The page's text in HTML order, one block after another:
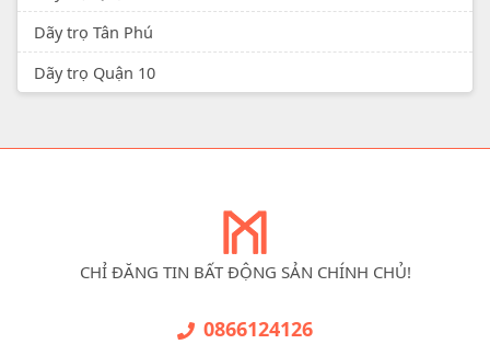
Dãy trọ Tân Phú
Dãy trọ Quận 10
CHỈ ĐĂNG TIN BẤT ĐỘNG SẢN CHÍNH CHỦ!
0866124126